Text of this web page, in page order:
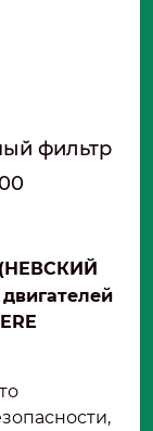
фильтр